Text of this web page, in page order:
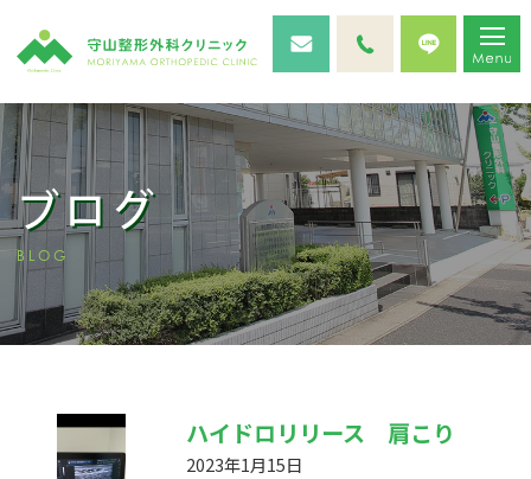
ブログ
BLOG
ハイドロリリース 肩こり
2023年1月15日